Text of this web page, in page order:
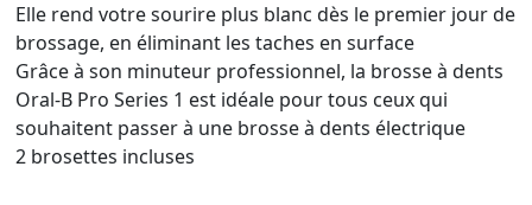
Elle rend votre sourire plus blanc dès le premier jour de
brossage, en éliminant les taches en surface
Grâce à son minuteur professionnel, la brosse à dents
Oral-B Pro Series 1 est idéale pour tous ceux qui
souhaitent passer à une brosse à dents électrique
2 brosettes incluses